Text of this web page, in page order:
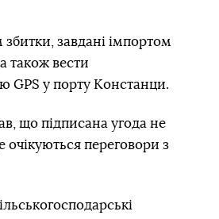
завдані імпортом
також вести
GPS у порту Констанци.
що підписана угода не
переговори з